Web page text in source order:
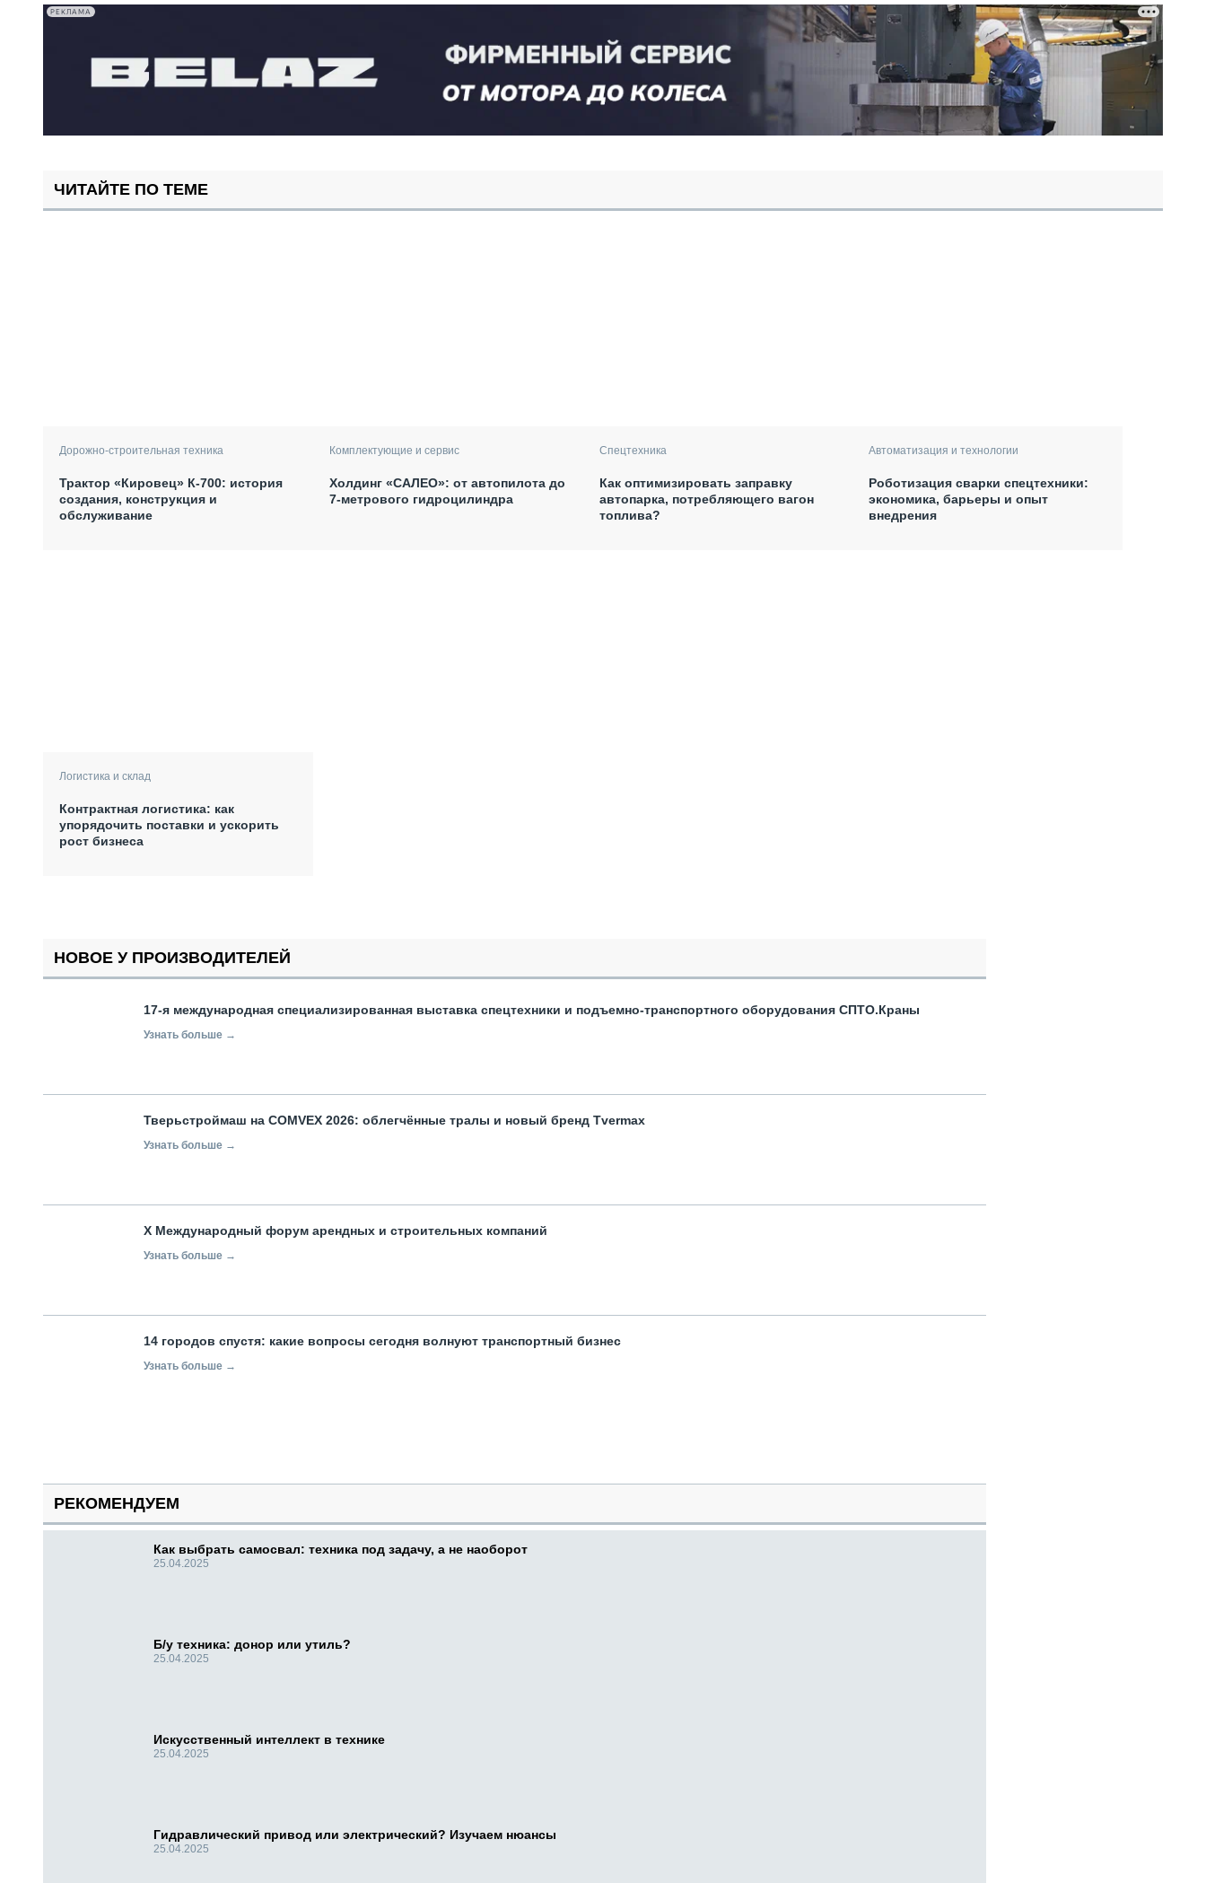
РЕКЛАМА
ЧИТАЙТЕ ПО ТЕМЕ
Дорожно-строительная техника
Трактор «Кировец» К-700: история
создания, конструкция и
обслуживание
Комплектующие и сервис
Холдинг «САЛЕО»: от автопилота до
7-метрового гидроцилиндра
Спецтехника
Как оптимизировать заправку
автопарка, потребляющего вагон
топлива?
Автоматизация и технологии
Роботизация сварки спецтехники:
экономика, барьеры и опыт
внедрения
Логистика и склад
Контрактная логистика: как
упорядочить поставки и ускорить
рост бизнеса
НОВОЕ У ПРОИЗВОДИТЕЛЕЙ
17-я международная специализированная выставка спецтехники и подъемно-транспортного оборудования СПТО.Краны
Узнать больше →
Тверьстроймаш на COMVEX 2026: облегчённые тралы и новый бренд Tvermax
Узнать больше →
X Международный форум арендных и строительных компаний
Узнать больше →
14 городов спустя: какие вопросы сегодня волнуют транспортный бизнес
Узнать больше →
РЕКОМЕНДУЕМ
Как выбрать самосвал: техника под задачу, а не наоборот
25.04.2025
Б/у техника: донор или утиль?
25.04.2025
Искусственный интеллект в технике
25.04.2025
Гидравлический привод или электрический? Изучаем нюансы
25.04.2025